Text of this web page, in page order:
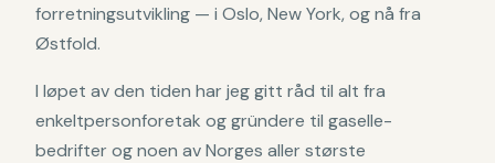
forretningsutvikling — i Oslo, New York, og nå fra
Østfold.
I løpet av den tiden har jeg gitt råd til alt fra
enkeltpersonforetak og gründere til gaselle-
bedrifter og noen av Norges aller største